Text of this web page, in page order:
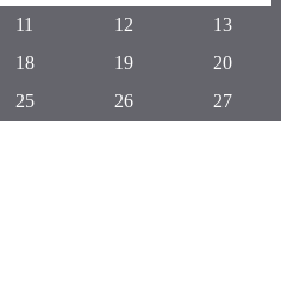
11 12 13
18 19 20
25 26 27